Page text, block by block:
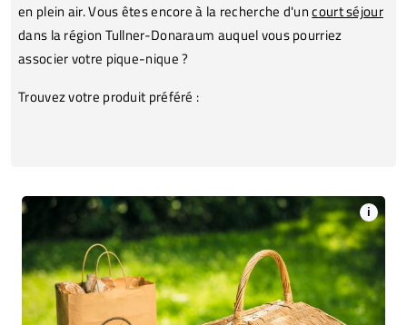
en plein air. Vous êtes encore à la recherche d'uncourt séjour
dans la région Tullner-Donaraum auquel vous pourriez
associer votre pique-nique ?
Trouvez votre produit préféré :
i